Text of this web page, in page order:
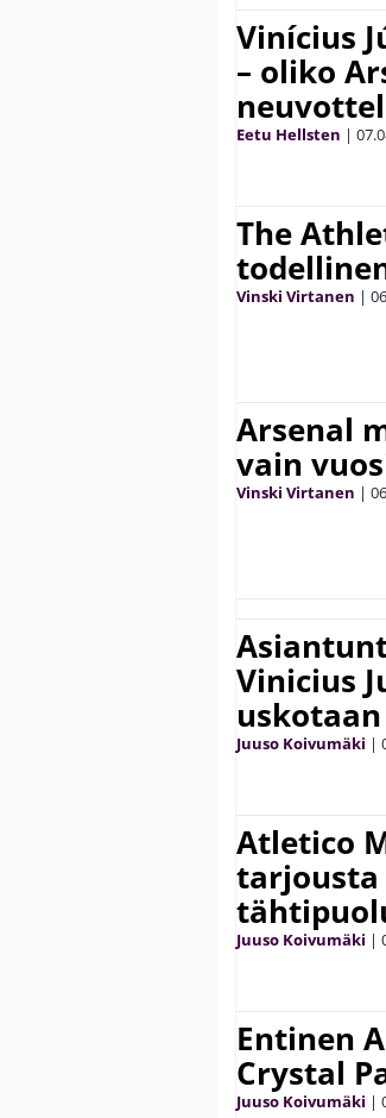
Vinícius
– oliko
Eetu Hellsten |
The
Vinski Virtanen |
Arsenal
vain
Vinski Virtanen |
Vinicius
Juuso Koivumäki |
Atletico
Juuso Koivumäki |
Entinen
Crystal
Juuso Koivumäki |